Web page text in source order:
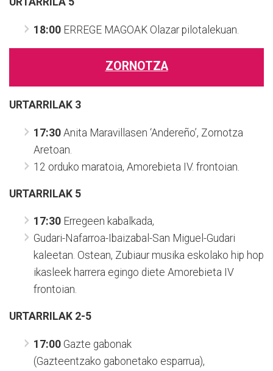
18:00 ERREGE MAGOAK Olazar pilotalekuan.
ZORNOTZA
URTARRILAK 3
17:30 Anita Maravillasen ‘Andereño’, Zornotza
Aretoan.
12 orduko maratoia, Amorebieta IV. frontoian.
URTARRILAK 5
17:30 Erregeen kabalkada,
Gudari-Nafarroa-Ibaizabal-San Miguel-Gudari
kaleetan. Ostean, Zubiaur musika eskolako hip hop
ikasleek harrera egingo diete Amorebieta IV
frontoian.
URTARRILAK 2-5
17:00 Gazte gabonak
(Gazteentzako gabonetako esparrua),